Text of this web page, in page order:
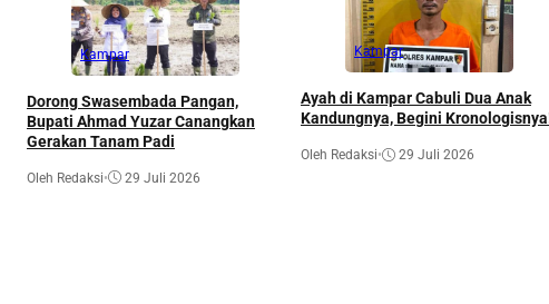
Kampar
Dorong Swasembada Pangan,
Bupati Ahmad Yuzar Canangkan
Gerakan Tanam Padi
Oleh Redaksi• 29 Juli 2026
Kampar
Ayah di Kampar Cabuli Dua Anak
Kandungnya, Begini
Oleh Redaksi• 29 Juli 2026